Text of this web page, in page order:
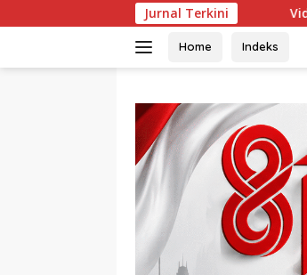
ke
Jurnal Terkini
Video Jeriken BBM
Home Indeks